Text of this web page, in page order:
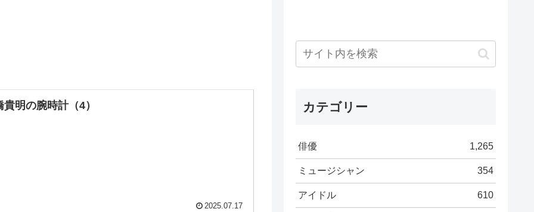
貴明の腕時計（4）
2025.07.17
カテゴリー
俳優 1,265
ミュージシャン 354
アイドル 610